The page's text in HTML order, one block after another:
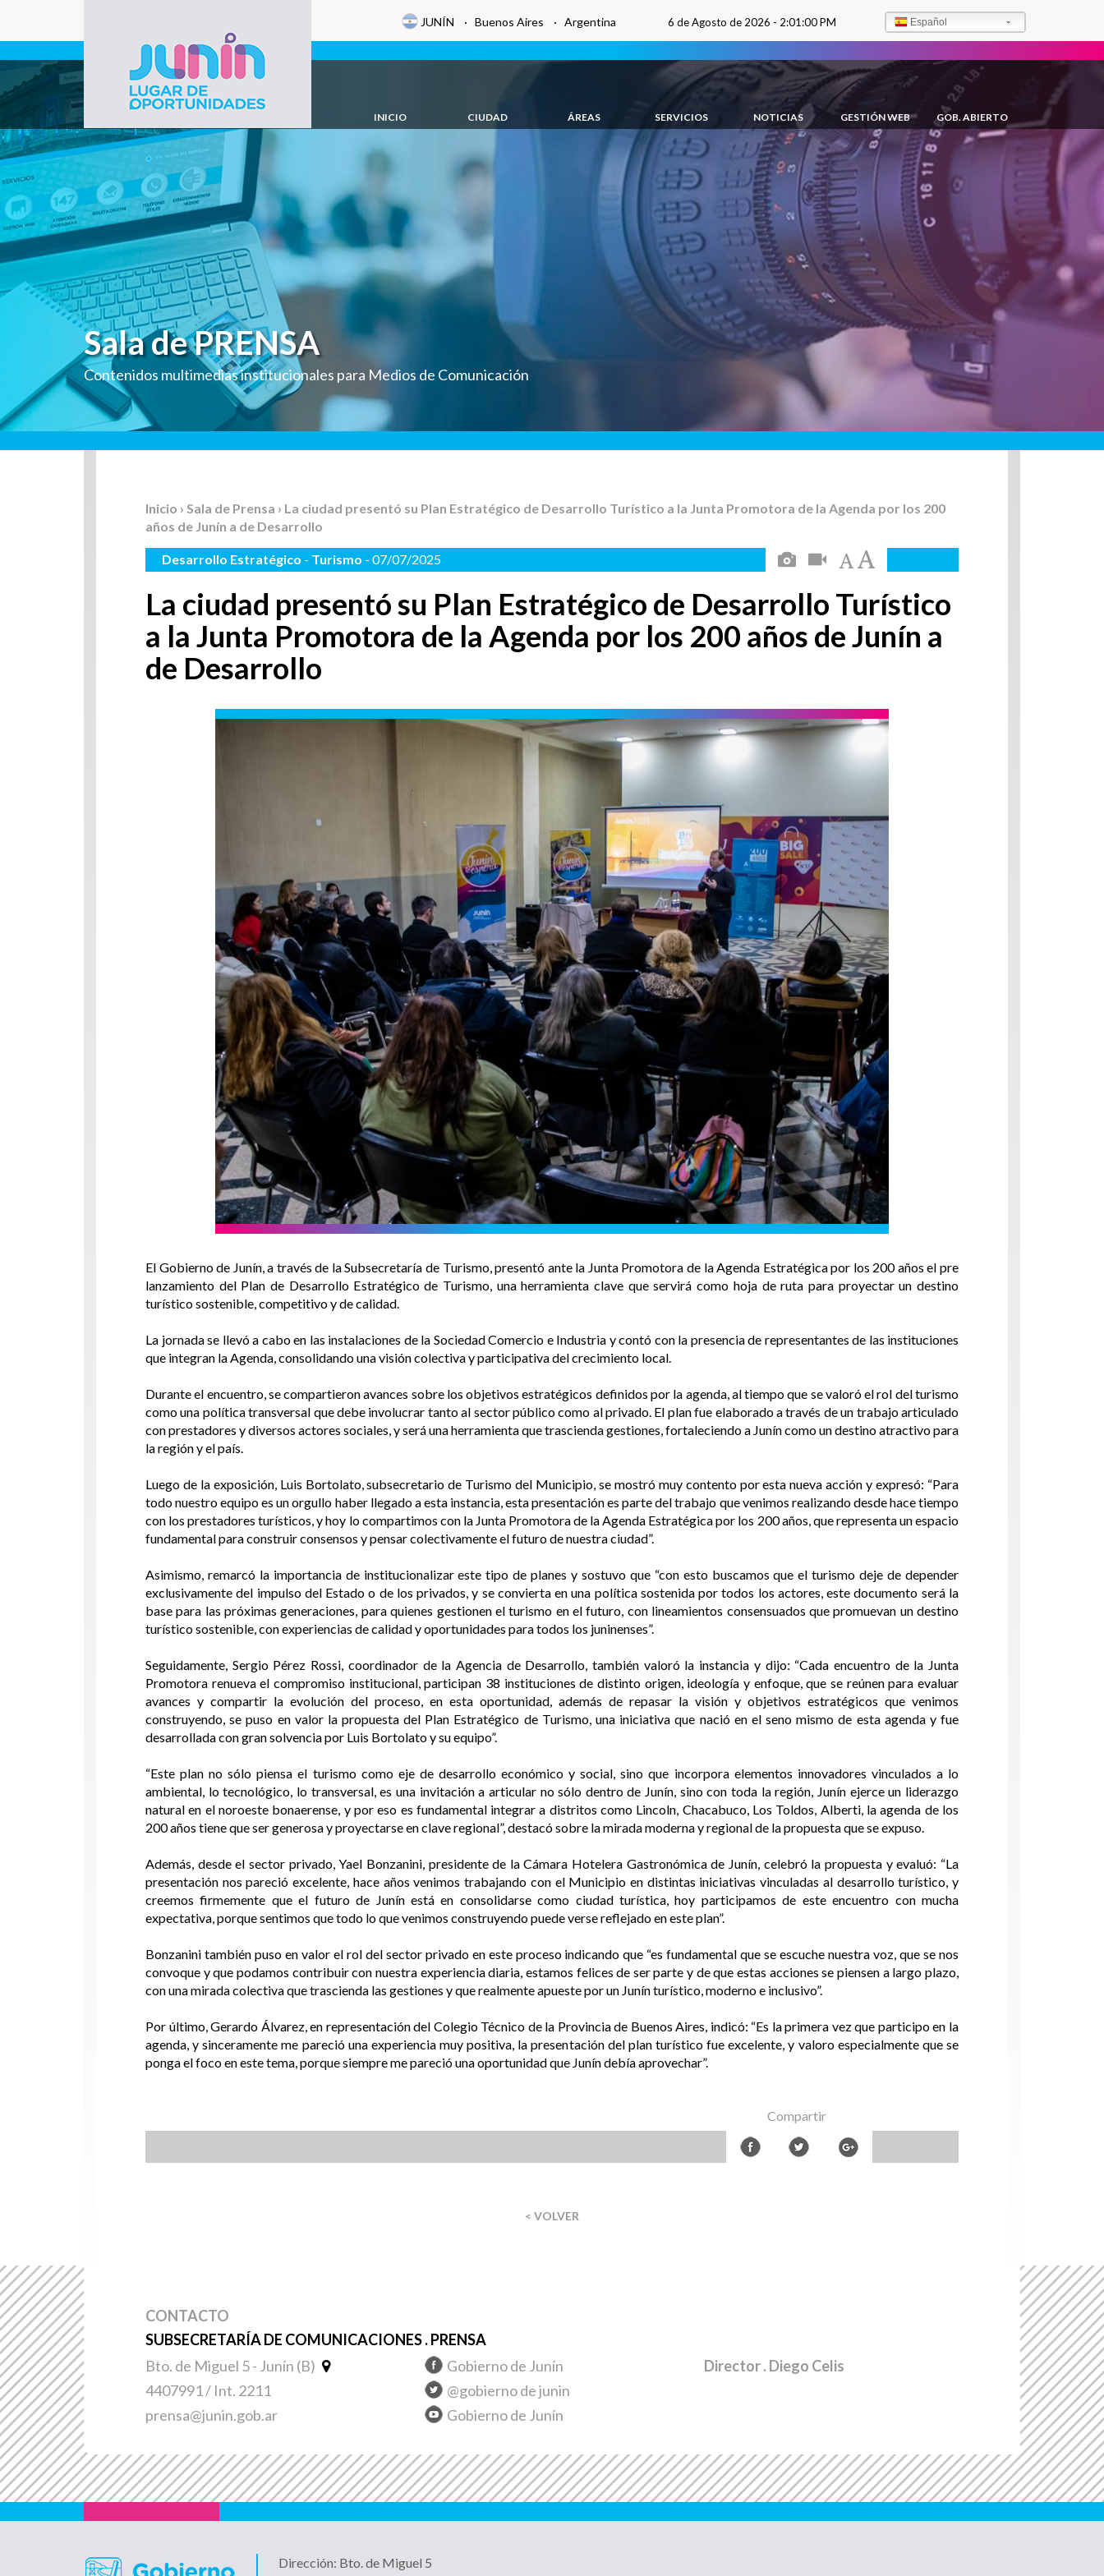
Gobierno de
Junín
JUNÍN · Buenos Aires · Argentina 6 de Agosto de 2026 - 2:01:01 PM Español
INICIO CIUDAD ÁREAS SERVICIOS NOTICIAS GESTIÓN WEB GOB. ABIERTO
Sala de PRENSA
Contenidos multimedias institucionales para Medios de Comunicación
Inicio › Sala de Prensa › La ciudad presentó su Plan Estratégico de Desarrollo Turístico a la Junta Promotora de la Agenda por los 200
años de Junín a de Desarrollo
Desarrollo Estratégico - Turismo - 07/07/2025
La ciudad presentó su Plan Estratégico de Desarrollo Turístico
a la Junta Promotora de la Agenda por los 200 años de Junín a
de Desarrollo
El Gobierno de Junín, a través de la Subsecretaría de Turismo, presentó ante la Junta Promotora de la Agenda Estratégica por los 200 años el pre
lanzamiento del Plan de Desarrollo Estratégico de Turismo, una herramienta clave que servirá como hoja de ruta para proyectar un destino
turístico sostenible, competitivo y de calidad.
La jornada se llevó a cabo en las instalaciones de la Sociedad Comercio e Industria y contó con la presencia de representantes de las instituciones
que integran la Agenda, consolidando una visión colectiva y participativa del crecimiento local.
Durante el encuentro, se compartieron avances sobre los objetivos estratégicos definidos por la agenda, al tiempo que se valoró el rol del turismo
como una política transversal que debe involucrar tanto al sector público como al privado. El plan fue elaborado a través de un trabajo articulado
con prestadores y diversos actores sociales, y será una herramienta que trascienda gestiones, fortaleciendo a Junín como un destino atractivo para
la región y el país.
Luego de la exposición, Luis Bortolato, subsecretario de Turismo del Municipio, se mostró muy contento por esta nueva acción y expresó: “Para
todo nuestro equipo es un orgullo haber llegado a esta instancia, esta presentación es parte del trabajo que venimos realizando desde hace tiempo
con los prestadores turísticos, y hoy lo compartimos con la Junta Promotora de la Agenda Estratégica por los 200 años, que representa un espacio
fundamental para construir consensos y pensar colectivamente el futuro de nuestra ciudad”.
Asimismo, remarcó la importancia de institucionalizar este tipo de planes y sostuvo que “con esto buscamos que el turismo deje de depender
exclusivamente del impulso del Estado o de los privados, y se convierta en una política sostenida por todos los actores, este documento será la
base para las próximas generaciones, para quienes gestionen el turismo en el futuro, con lineamientos consensuados que promuevan un destino
turístico sostenible, con experiencias de calidad y oportunidades para todos los juninenses”.
Seguidamente, Sergio Pérez Rossi, coordinador de la Agencia de Desarrollo, también valoró la instancia y dijo: “Cada encuentro de la Junta
Promotora renueva el compromiso institucional, participan 38 instituciones de distinto origen, ideología y enfoque, que se reúnen para evaluar
avances y compartir la evolución del proceso, en esta oportunidad, además de repasar la visión y objetivos estratégicos que venimos
construyendo, se puso en valor la propuesta del Plan Estratégico de Turismo, una iniciativa que nació en el seno mismo de esta agenda y fue
desarrollada con gran solvencia por Luis Bortolato y su equipo”.
“Este plan no sólo piensa el turismo como eje de desarrollo económico y social, sino que incorpora elementos innovadores vinculados a lo
ambiental, lo tecnológico, lo transversal, es una invitación a articular no sólo dentro de Junín, sino con toda la región, Junín ejerce un liderazgo
natural en el noroeste bonaerense, y por eso es fundamental integrar a distritos como Lincoln, Chacabuco, Los Toldos, Alberti, la agenda de los
200 años tiene que ser generosa y proyectarse en clave regional”, destacó sobre la mirada moderna y regional de la propuesta que se expuso.
Además, desde el sector privado, Yael Bonzanini, presidente de la Cámara Hotelera Gastronómica de Junín, celebró la propuesta y evaluó: “La
presentación nos pareció excelente, hace años venimos trabajando con el Municipio en distintas iniciativas vinculadas al desarrollo turístico, y
creemos firmemente que el futuro de Junín está en consolidarse como ciudad turística, hoy participamos de este encuentro con mucha
expectativa, porque sentimos que todo lo que venimos construyendo puede verse reflejado en este plan”.
Bonzanini también puso en valor el rol del sector privado en este proceso indicando que “es fundamental que se escuche nuestra voz, que se nos
convoque y que podamos contribuir con nuestra experiencia diaria, estamos felices de ser parte y de que estas acciones se piensen a largo plazo,
con una mirada colectiva que trascienda las gestiones y que realmente apueste por un Junín turístico, moderno e inclusivo”.
Por último, Gerardo Álvarez, en representación del Colegio Técnico de la Provincia de Buenos Aires, indicó: “Es la primera vez que participo en la
agenda, y sinceramente me pareció una experiencia muy positiva, la presentación del plan turístico fue excelente, y valoro especialmente que se
ponga el foco en este tema, porque siempre me pareció una oportunidad que Junín debía aprovechar”.
Compartir
< VOLVER
CONTACTO
SUBSECRETARÍA DE COMUNICACIONES . PRENSA
Bto. de Miguel 5 - Junín (B)
4407991 / Int. 2211
prensa@junin.gob.ar
Gobierno de Junín
@gobierno de junin
Gobierno de Junín
Director. Diego Celis
Dirección: Bto. de Miguel 5